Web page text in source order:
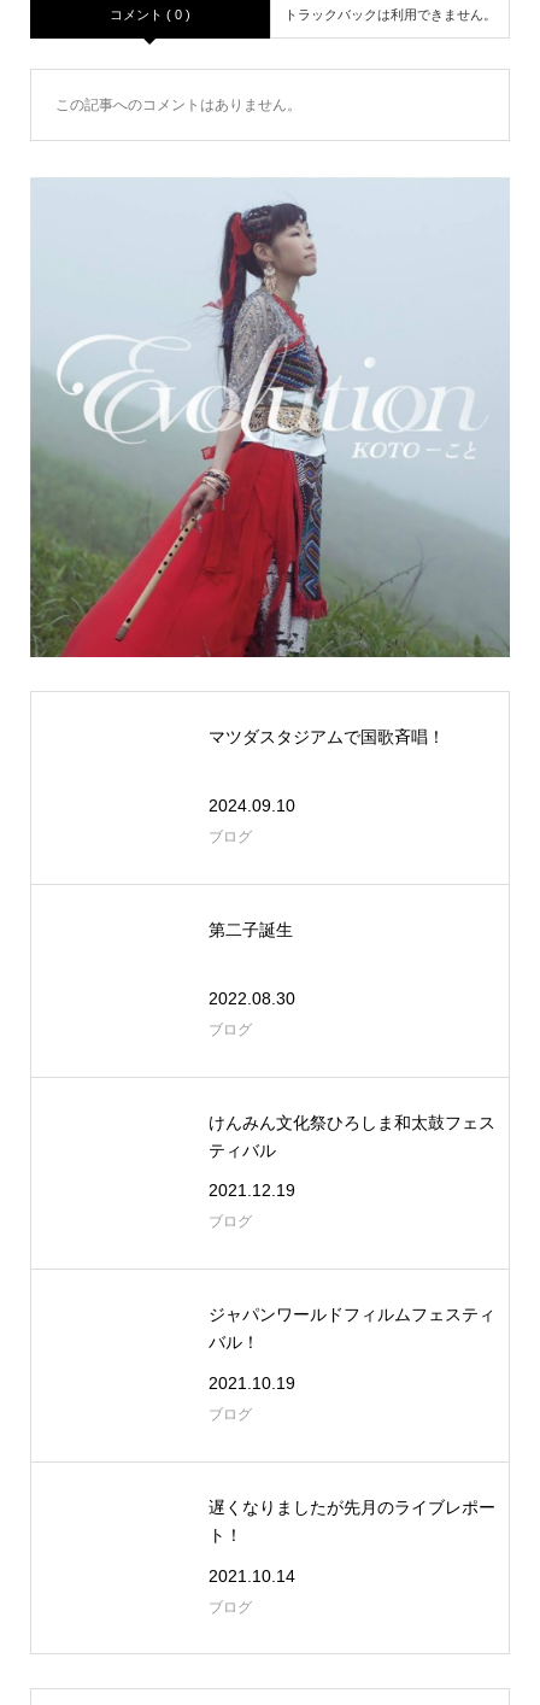
コメント ( 0 ) トラックバックは利用できません。
この記事へのコメントはありません。
マツダスタジアムで国歌斉唱！
2024.09.10
ブログ
第二子誕生
2022.08.30
ブログ
けんみん文化祭ひろしま和太鼓フェス
ティバル
2021.12.19
ブログ
ジャパンワールドフィルムフェスティ
バル！
2021.10.19
ブログ
遅くなりましたが先月のライブレポー
ト！
2021.10.14
ブログ